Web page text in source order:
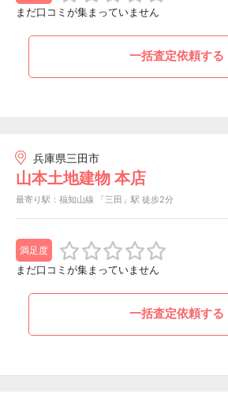
まだ口コミが集まっていません
一括査定依頼する
兵庫県三田市
山本土地建物 本店
最寄り駅：福知山線 「三田」駅 徒歩2分
満足度
まだ口コミが集まっていません
一括査定依頼する